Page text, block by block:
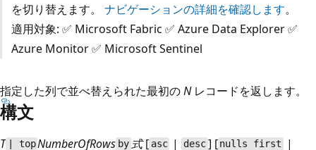
を切り替えます。 ナビゲーションの詳細を確認します。
適用対象: ✅ Microsoft Fabric ✅ Azure Data Explorer ✅
Azure Monitor ✅ Microsoft Sentinel
指定した列で並べ替えられた最初のNレコードを返します。
構文
T | topNumberOfRows by式[ asc | desc] [ nulls first |